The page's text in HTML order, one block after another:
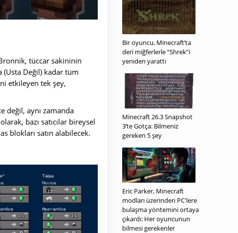
tüccar sakininin
(Usta Değil) kadar tüm
etkileyen tek şey,
değil, aynı zamanda
bazı satıcılar bireysel
blokları satın alabilecek.
Bir oyuncu, Minecraft’ta
deri miğferlerle “Shrek”i
yeniden yarattı
Minecraft 26.3 Snapshot
3’te Gotça: Bilmeniz
gereken 5 şey
Eric Parker, Minecraft
modları üzerinden PC'lere
bulaşma yöntemini ortaya
çıkardı: Her oyuncunun
bilmesi gerekenler